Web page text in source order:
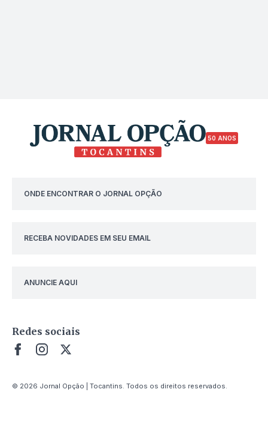
50 ANOS
ONDE ENCONTRAR O JORNAL OPÇÃO
RECEBA NOVIDADES EM SEU EMAIL
ANUNCIE AQUI
Redes sociais
© 2026 Jornal Opção | Tocantins. Todos os direitos reservados.